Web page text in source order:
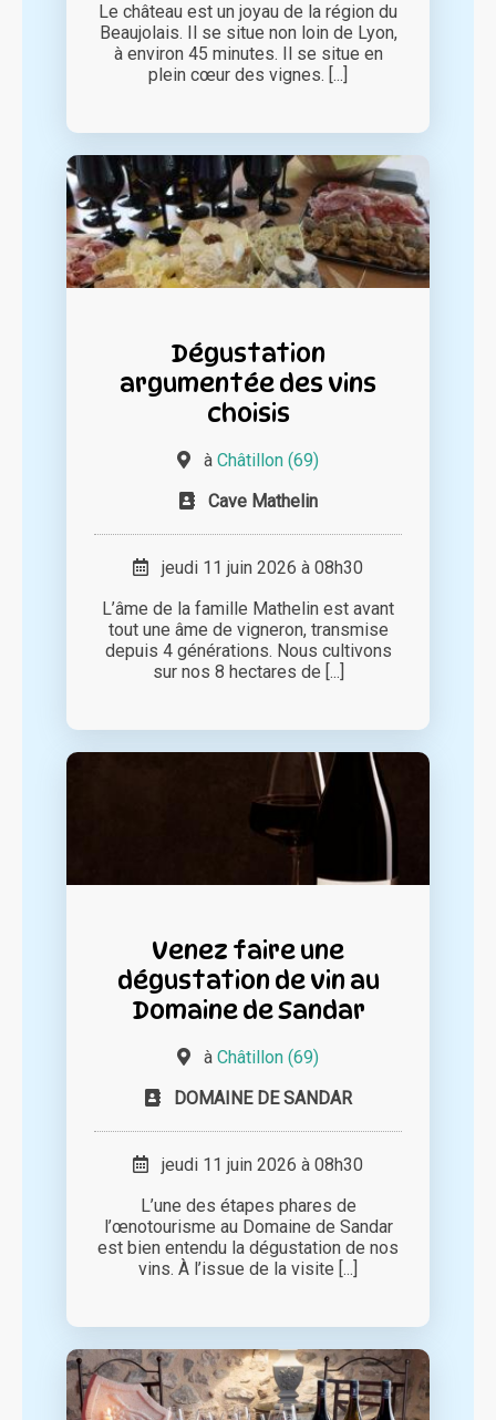
Le château est un joyau de la région du
Beaujolais. Il se situe non loin de Lyon,
à environ 45 minutes. Il se situe en
plein cœur des vignes. [...]
Dégustation
argumentée des vins
choisis
à Châtillon (69)
Cave Mathelin
jeudi 11 juin 2026 à 08h30
L’âme de la famille Mathelin est avant
tout une âme de vigneron, transmise
depuis 4 générations. Nous cultivons
sur nos 8 hectares de [...]
Venez faire une
dégustation de vin au
Domaine de Sandar
à Châtillon (69)
DOMAINE DE SANDAR
jeudi 11 juin 2026 à 08h30
L’une des étapes phares de
l’œnotourisme au Domaine de Sandar
est bien entendu la dégustation de nos
vins. À l’issue de la visite [...]